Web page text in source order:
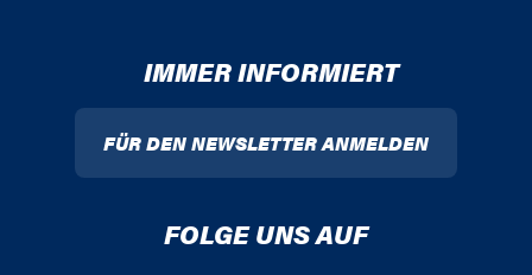
IMMER INFORMIERT
FÜR DEN NEWSLETTER ANMELDEN
FOLGE UNS AUF